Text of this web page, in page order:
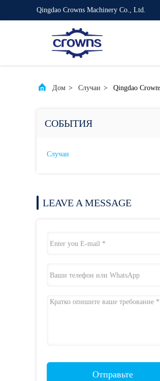
Qingdao Crowns Machinery Co., Ltd.
Дом > Случаи > Qingdao
СОБЫТИЯ
Случаи
LEAVE A MESSAGE
Отправьте